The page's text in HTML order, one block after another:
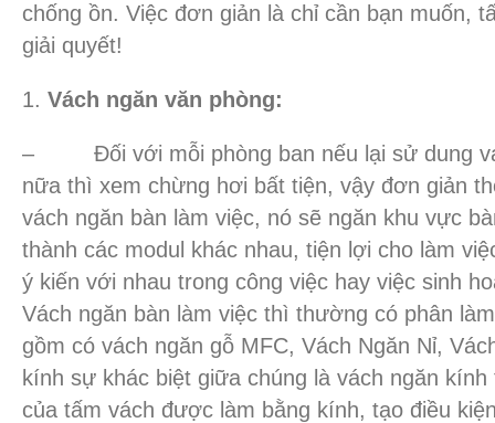
chống ồn. Việc đơn giản là chỉ cần bạn muốn,
giải quyết!
Vách ngăn văn phòng:
– Đối với mỗi phòng ban nếu lại sử dung
nữa thì xem chừng hơi bất tiện, vậy đơn giản
vách ngăn bàn làm việc, nó sẽ ngăn khu vực
thành các modul khác nhau, tiện lợi cho làm
ý kiến với nhau trong công việc hay việc sinh
Vách ngăn bàn làm việc thì thường có phân
gồm có vách ngăn gỗ MFC, Vách Ngăn Nỉ,
kính sự khác biệt giữa chúng là vách ngăn
của tấm vách được làm bằng kính, tạo điều